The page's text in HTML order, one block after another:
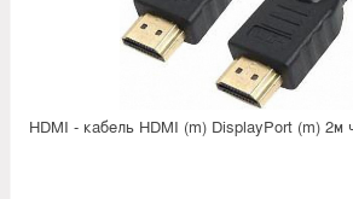
HDMI - кабель HDMI (m) DisplayPort (m) 2м